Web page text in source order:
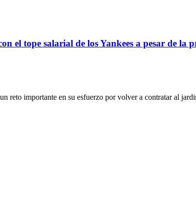
el tope salarial de los Yankees a pesar de la
reto importante en su esfuerzo por volver a contratar al